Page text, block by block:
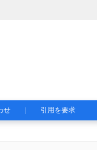
せ 引用を要求